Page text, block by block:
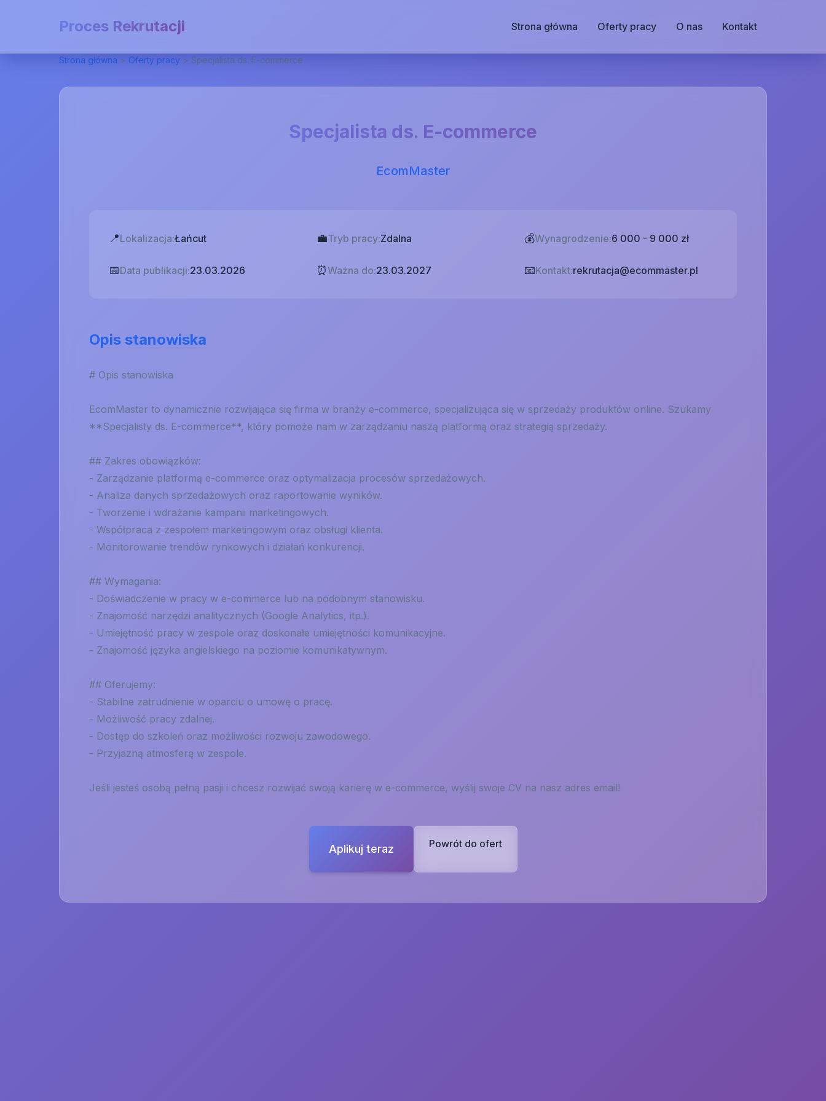
Proces Rekrutacji Strona główna Oferty pracy O nas Kontakt
Strona główna > Oferty pracy > Specjalista ds. E-commerce
Specjalista ds. E-commerce
EcomMaster
📍Lokalizacja:Łańcut 💼Tryb pracy:Zdalna 💰Wynagrodzenie:6 000 - 9 000 zł
📅Data publikacji:23.03.2026 ⏰Ważna do:23.03.2027 📧Kontakt:rekrutacja@ecommaster.pl
Opis stanowiska
# Opis stanowiska
EcomMaster to dynamicznie rozwijająca się firma w branży e-commerce, specjalizująca się w sprzedaży produktów online. Szukamy
**Specjalisty ds. E-commerce**, który pomoże nam w zarządzaniu naszą platformą oraz strategią sprzedaży.
## Zakres obowiązków:
- Zarządzanie platformą e-commerce oraz optymalizacja procesów sprzedażowych.
- Analiza danych sprzedażowych oraz raportowanie wyników.
- Tworzenie i wdrażanie kampanii marketingowych.
- Współpraca z zespołem marketingowym oraz obsługi klienta.
- Monitorowanie trendów rynkowych i działań konkurencji.
## Wymagania:
- Doświadczenie w pracy w e-commerce lub na podobnym stanowisku.
- Znajomość narzędzi analitycznych (Google Analytics, itp.).
- Umiejętność pracy w zespole oraz doskonałe umiejętności komunikacyjne.
- Znajomość języka angielskiego na poziomie komunikatywnym.
## Oferujemy:
- Stabilne zatrudnienie w oparciu o umowę o pracę.
- Możliwość pracy zdalnej.
- Dostęp do szkoleń oraz możliwości rozwoju zawodowego.
- Przyjazną atmosferę w zespole.
Jeśli jesteś osobą pełną pasji i chcesz rozwijać swoją karierę w e-commerce, wyślij swoje CV na nasz adres email!
Aplikuj teraz Powrót do ofert